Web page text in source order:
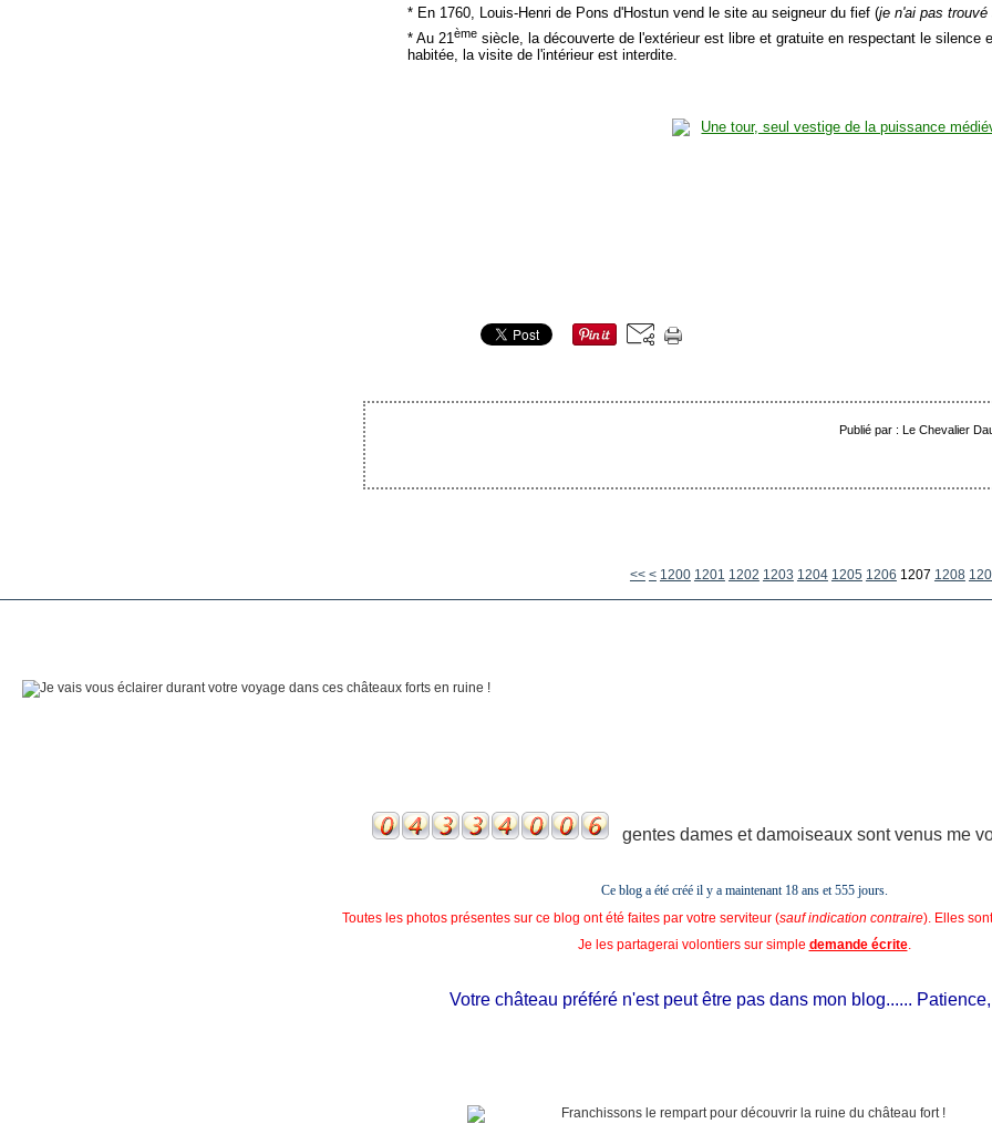
* En 1760, Louis-Henri de Pons d'Hostun vend le site au seigneur du fief (je n'ai pas trouvé
* Au 21ème siècle, la découverte de l'extérieur est libre et gratuite en respectant le silence
habitée, la visite de l'intérieur est interdite.
Publié par : Le Chevalier
<< < 1200 1201 1202 1203 1204 1205 1206 1207 1208
gentes dames et damoiseaux sont venus me
Ce blog a été créé il y a maintenant 18 ans et555 jours.
Toutes les photos présentes sur ce blog ont été faites par votre serviteur (sauf indication contraire). Elles
Je les partagerai volontiers sur simple demande écrite.
Votre château préféré n'est peut être pas dans mon blog...... Patience,